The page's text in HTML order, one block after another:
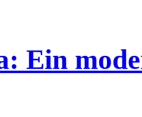
Ein